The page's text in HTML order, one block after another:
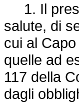
1. Il
salute, di
cui al
quelle ad
117 della
dagli